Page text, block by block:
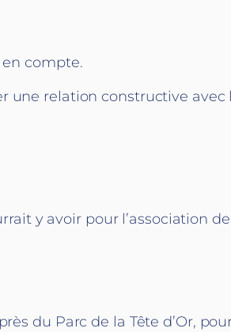
compte.
une relation constructive avec
y avoir pour l’association
du Parc de la Tête d’Or,